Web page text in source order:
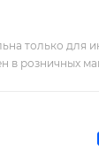
только для
в розничных